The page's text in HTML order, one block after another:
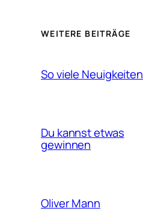
WEITERE BEITRÄGE
So viele Neuigkeiten
Du kannst etwas
gewinnen
Oliver Mann